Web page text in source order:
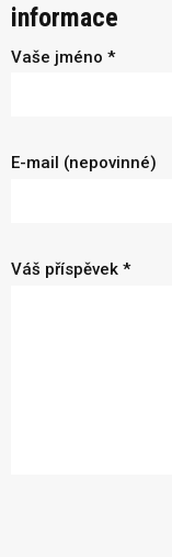
informace
Vaše jméno *
E-mail (nepovinné)
Váš příspěvek *